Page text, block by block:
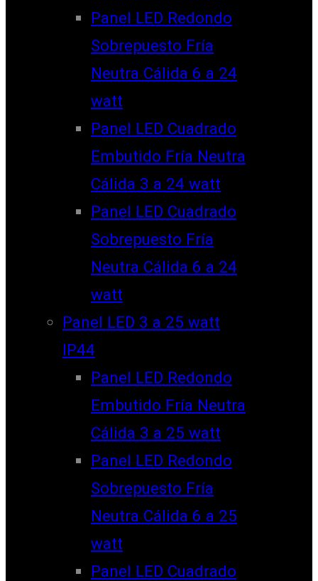
Panel LED Redondo
Sobrepuesto Fría
Neutra Cálida 6 a 24
watt
Panel LED Cuadrado
Embutido Fría Neutra
Cálida 3 a 24 watt
Panel LED Cuadrado
Sobrepuesto Fría
Neutra Cálida 6 a 24
watt
Panel LED 3 a 25 watt
IP44
Panel LED Redondo
Embutido Fría Neutra
Cálida 3 a 25 watt
Panel LED Redondo
Sobrepuesto Fría
Neutra Cálida 6 a 25
watt
Panel LED Cuadrado